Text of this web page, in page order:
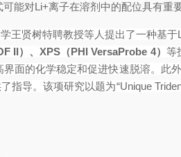
可能对Li+离子在溶剂中的配位具有重
王贤树特聘教授等人提出了一种基于
II） 、XPS （PHI VersaProbe 4） 等
面的化学稳定和促进快速脱溶。此
指导。该项研究以题为“Unique